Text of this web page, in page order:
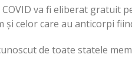
va fi eliberat gratuit
și celor care au anticorpi
de toate statele